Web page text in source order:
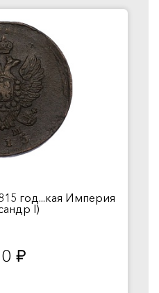
год...кая Империя
I)
руб.